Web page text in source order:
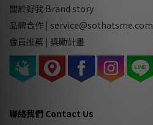
關於好我 Brand story
品牌合作 | service@sothatsme.com
會員推薦 | 獎勵計畫
聯絡我們 Contact Us